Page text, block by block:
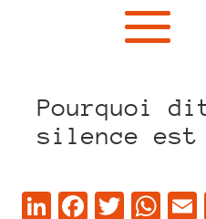
Pourquoi
silence est
LinkedIn